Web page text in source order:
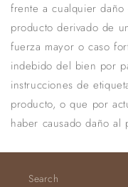
frente a cualquier
producto derivado de
fuerza mayor o caso
indebido del bien por
instrucciones de
producto, o que por
haber causado daño al
Search